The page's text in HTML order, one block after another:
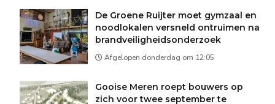
De Groene Ruijter moet gymzaal en
noodlokalen versneld ontruimen na
brandveiligheidsonderzoek
Afgelopen donderdag om 12:05
Gooise Meren roept bouwers op
zich voor twee september te